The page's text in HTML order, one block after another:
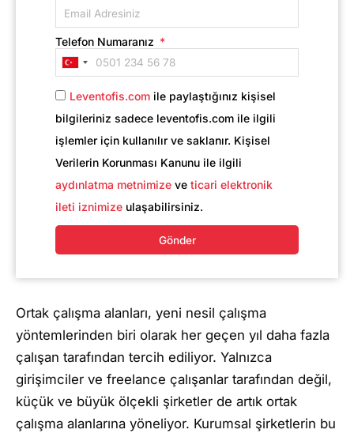
Telefon Numaranız
Turkey
+90Leventofis.com ile paylaştığınız kişisel
bilgileriniz sadece leventofis.com ile ilgili
işlemler için kullanılır ve saklanır. Kişisel
Verilerin Korunması Kanunu ile ilgili
aydınlatma metnimize ve ticari elektronik
ileti iznimize ulaşabilirsiniz.
Gönder
Ortak çalışma alanları, yeni nesil çalışma
yöntemlerinden biri olarak her geçen yıl daha fazla
çalışan tarafından tercih ediliyor. Yalnızca
girişimciler ve freelance çalışanlar tarafından değil,
küçük ve büyük ölçekli şirketler de artık ortak
çalışma alanlarına yöneliyor. Kurumsal şirketlerin bu